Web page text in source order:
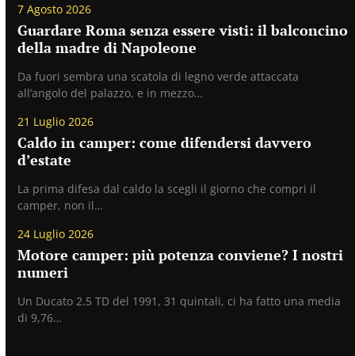
7 Agosto 2026
Guardare Roma senza essere visti: il balconcino
della madre di Napoleone
Da fuori sembra una scatola di legno verde attaccata
all’angolo del palazzo, e in mezzo…
21 Luglio 2026
Caldo in camper: come difendersi davvero
d’estate
La prima difesa dal caldo la scegli il giorno che compri il
camper, non il…
24 Luglio 2026
Motore camper: più potenza conviene? I nostri
numeri
Un Ducato 2.5 TD del 1991, 31 quintali, ci ha fatto una media
di 9,76…